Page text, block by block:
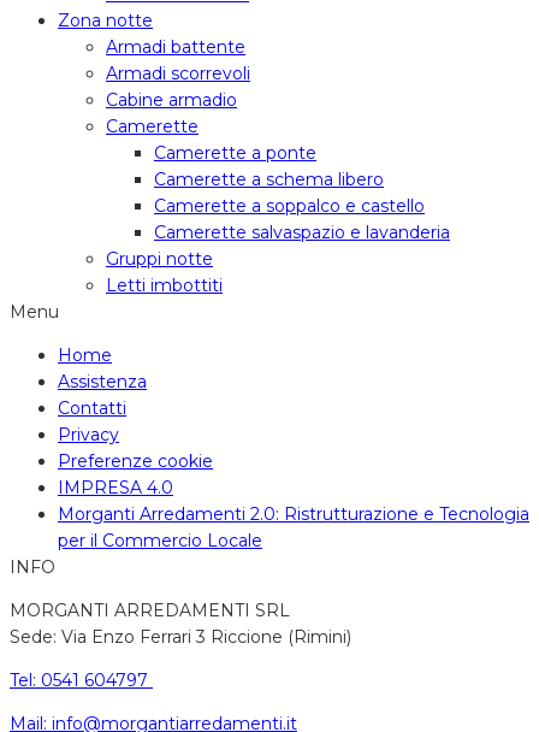
Zona notte
Armadi battente
Armadi scorrevoli
Cabine armadio
Camerette
Camerette a ponte
Camerette a schema libero
Camerette a soppalco e castello
Camerette salvaspazio e lavanderia
Gruppi notte
Letti imbottiti
Menu
Home
Assistenza
Contatti
Privacy
Preferenze cookie
IMPRESA 4.0
Morganti Arredamenti 2.0: Ristrutturazione e Tecnologia
per il Commercio Locale
INFO
MORGANTI ARREDAMENTI SRL
Sede: Via Enzo Ferrari 3 Riccione (Rimini)
Tel: 0541 604797
Mail: info@morgantiarredamenti.it